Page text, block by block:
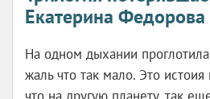
Екатерина Федорова
На одном дыхании
жаль что так мало. Это